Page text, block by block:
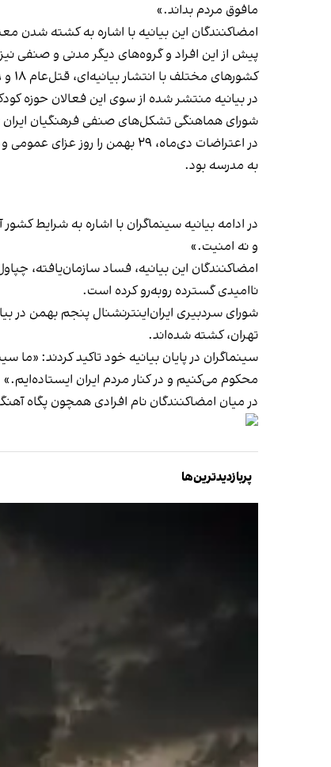
مافوق مردم بداند.»
امضاکنندگان این بیانیه با اشاره به کشته
کشورهای مختلف با انتشار بیانیه‌ای، قتل‌عام ۱۸ و ۱۹ دی‌ماه در ایران را محکوم و
در بیانیه منتشر شده از سوی این فعالان حوزه کودک و نوجوان، به «بیش از ۲۳۰ نیمکت خالی در
در اعتراضات دی‌ماه، ۲۹ بهمن را روز عزای عمومی و تعطیلی مدارس
به مدرسه بود.
در ادامه بیانیه سینماگران با اشاره به شرایط
و نه امنیت.»
امضاکنندگان این بیانیه، فساد سازمان‌یافته،
ناامیدی گسترده روبه‌رو کرده است.
شورای سردبیری ایران‌اینترنشنال پنجم بهمن در
تهران، کشته شده‌اند.
سینماگران در پایان بیانیه خود تاکید کردند: «ما
محکوم می‌کنیم و در کنار مردم ایران ایستاده‌ایم.»
در میان امضاکنندگان نام افرادی همچون پگاه
پربازدیدترین‌ها